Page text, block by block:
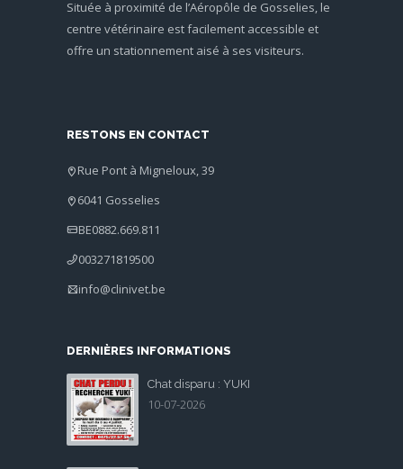
Située à proximité de l’Aéropôle de Gosselies, le
centre vétérinaire est facilement accessible et
offre un stationnement aisé à ses visiteurs.
RESTONS EN CONTACT
Rue Pont à Migneloux, 39
6041 Gosselies
BE0882.669.811
003271819500
info@clinivet.be
DERNIÈRES INFORMATIONS
Chat disparu : YUKI
10-07-2026